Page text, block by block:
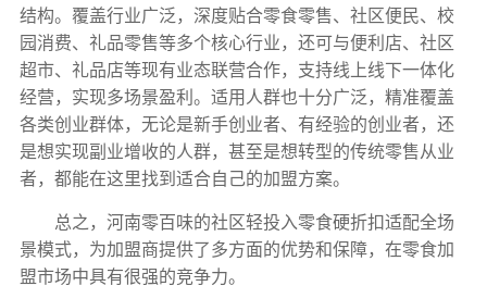
结构。覆盖行业广泛，深度贴合零食零售、社区便民、校
园消费、礼品零售等多个核心行业，还可与便利店、社区
超市、礼品店等现有业态联营合作，支持线上线下一体化
经营，实现多场景盈利。适用人群也十分广泛，精准覆盖
各类创业群体，无论是新手创业者、有经验的创业者，还
是想实现副业增收的人群，甚至是想转型的传统零售从业
者，都能在这里找到适合自己的加盟方案。
总之，河南零百味的社区轻投入零食硬折扣适配全场
景模式，为加盟商提供了多方面的优势和保障，在零食加
盟市场中具有很强的竞争力。